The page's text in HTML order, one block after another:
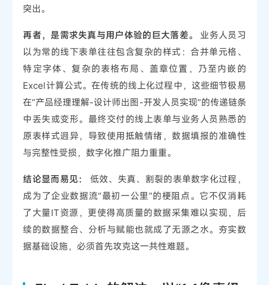
突出。
再者，是需求失真与用户体验的巨大落差。
业务人员习
以为常的线下表单往往包含复杂的样式：合并单元格、
特定字体、复杂的表格布局、盖章位置，乃至内嵌的
Excel计算公式。在传统的线上化过程中，这些细节极易
在“产品经理理解-设计师出图-开发人员实现”的传递链条
中丢失或变形。最终交付的线上表单与业务人员熟悉的
原表样式迥异，导致使用抵触情绪，数据填报的准确性
与完整性受损，数字化推广阻力重重。
结论显而易见：
低效、失真、割裂的表单数字化过程，
成为了企业数据流“最初一公里”的梗阻点。它不仅消耗
了大量IT资源，更使得高质量的数据采集难以实现，后
续的数据整合、分析与赋能也就成了无源之水。夯实数
据基础设施，必须首先攻克这一共性难题。